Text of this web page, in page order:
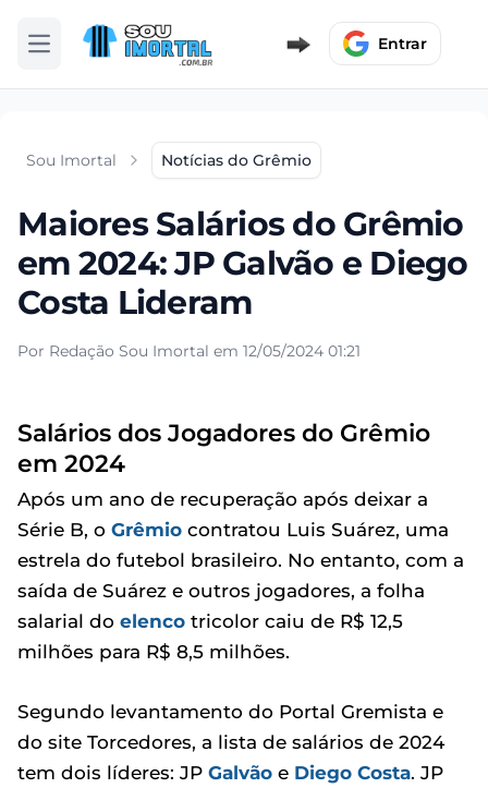
Abrir menu Entrar
Sou Imortal Notícias do Grêmio
Maiores Salários do Grêmio
em 2024: JP Galvão e Diego
Costa Lideram
Por Redação Sou Imortal em 12/05/2024 01:21
Salários dos Jogadores do Grêmio
em 2024
Após um ano de recuperação após deixar a
Série B, o Grêmio contratou Luis Suárez, uma
estrela do futebol brasileiro. No entanto, com a
saída de Suárez e outros jogadores, a folha
salarial do elenco tricolor caiu de R$ 12,5
milhões para R$ 8,5 milhões.
Segundo levantamento do Portal Gremista e
do site Torcedores, a lista de salários de 2024
tem dois líderes: JP Galvão e Diego Costa. JP